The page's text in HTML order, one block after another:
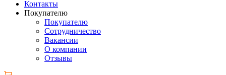
Контакты
Покупателю
Покупателю
Сотрудничество
Вакансии
О компании
Отзывы